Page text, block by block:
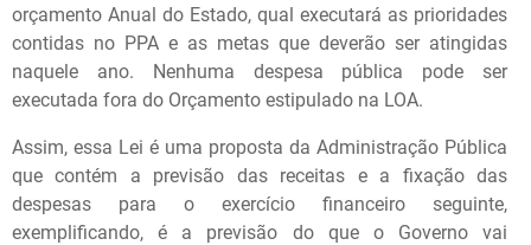
orçamento Anual do Estado, qual executará as prioridades
contidas no PPA e as metas que deverão ser atingidas
naquele ano. Nenhuma despesa pública pode ser
executada fora do Orçamento estipulado na LOA.
Assim, essa Lei é uma proposta da Administração Pública
que contém a previsão das receitas e a fixação das
despesas para o exercício financeiro seguinte,
exemplificando, é a previsão do que o Governo vai